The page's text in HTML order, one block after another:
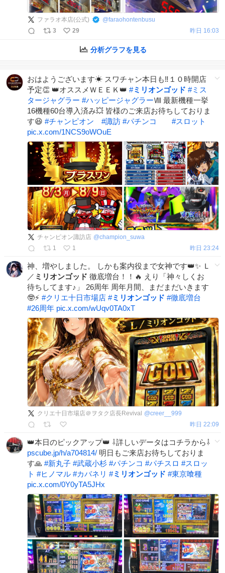
ファラオ本店(公式) @faraohontenbusu
3
29 昨日 16:03
分析グラフを見る
おはようございます☀ スワチャン本日も‼️１０時開店
予定👏 👑オススメＷＥＥＫ👑 #ミリオンゴッド #ミス
タージャグラー #ハッピージャグラーⅧ 最新機種一挙
16機種60台導入済み💥 皆様のご来店お待ちしておりま
す😆 #チャンピオン #諏訪 #パチンコ #スロット
pic.x.com/1NCS9oWOuE
チャンピオン諏訪店 @champion_suwa
1
1 昨日 23:24
神、増やしました。 しかも案内役まで女神です👑✨ Ｌ
／ ミリオンゴッド 徹底増台！！🔥 えり「神々しくお
待ちしてます♪」 26周年 周年月間、まだまだいきます
🤓⚡ #クリエ十日市場店 #ミリオンゴッド #徹底増台
#26周年 pic.x.com/wUqv0TA0xT
クリエ十日市場店＠ヲタク店長Revival @creer__999
昨日 22:09
👑本日のピックアップ👑 ⇩詳しいデータはコチラから⇩
pscube.jp/h/a704814/ 明日もご来店お待ちしておりま
す🙏 #新丸子 #武蔵小杉 #パチンコ #パチスロ #スロッ
ト #ヒノマル #カバネリ #ミリオンゴッド #東京喰種
pic.x.com/0Y0yTA5JHx